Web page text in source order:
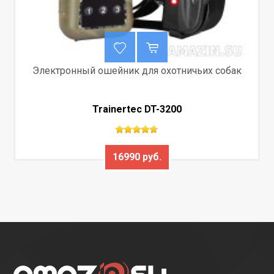
Электронный ошейник для охотничьих собак
Trainertec DT-3200
16990 руб.